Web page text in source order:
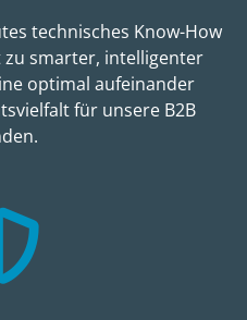
technisches Know-How
smarter, intelligenter
optimal aufeinander
für unsere B2B